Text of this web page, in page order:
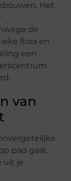
Het
de
flora en
een
van
pad gaat.
uit je